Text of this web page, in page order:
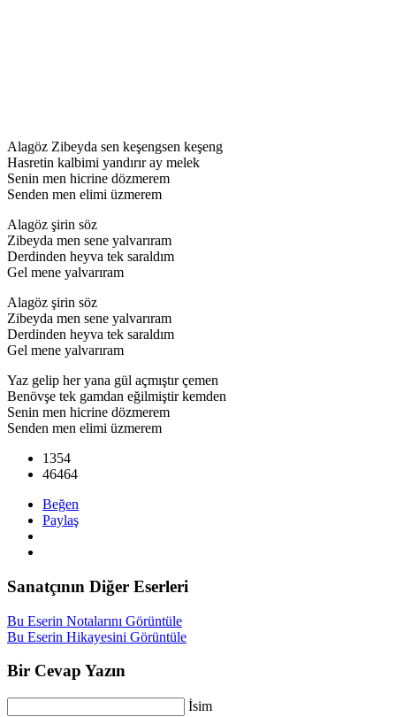
Alagöz Zibeyda sen keşengsen keşeng
Hasretin kalbimi yandırır ay melek
Senin men hicrine dözmerem
Senden men elimi üzmerem
Alagöz şirin söz
Zibeyda men sene yalvarıram
Derdinden heyva tek saraldım
Gel mene yalvarıram
Alagöz şirin söz
Zibeyda men sene yalvarıram
Derdinden heyva tek saraldım
Gel mene yalvarıram
Yaz gelip her yana gül açmıştır çemen
Benövşe tek gamdan eğilmiştir kemden
Senin men hicrine dözmerem
Senden men elimi üzmerem
1354
46464
Beğen
Paylaş
Sanatçının Diğer Eserleri
Bu Eserin Notalarını Görüntüle
Bu Eserin Hikayesini Görüntüle
Bir Cevap Yazın
İsim